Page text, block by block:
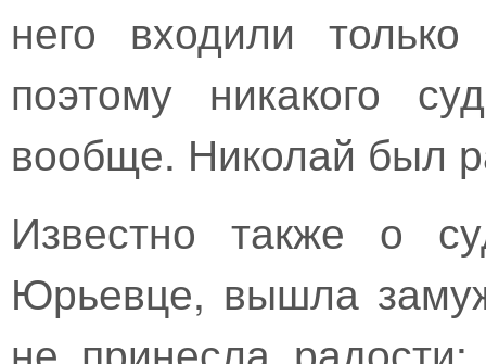
него входили
поэтому никакого
вообще. Николай был
Известно также о
Юрьевце, вышла